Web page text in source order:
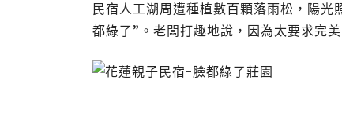
民宿人工湖周遭種植數百顆落雨松，陽
都綠了”。老闆打趣地說，因為太要求完